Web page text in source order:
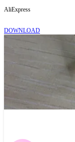
AliExpress
DOWNLOAD